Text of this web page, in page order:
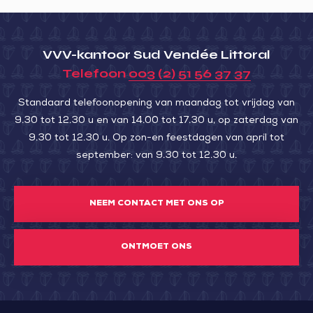
cité
VVV-kantoor Sud Vendée Littoral
Telefoon 003 (2) 51 56 37 37
Standaard telefoonopening van maandag tot vrijdag van
9.30 tot 12.30 u en van 14.00 tot 17.30 u, op zaterdag van
9.30 tot 12.30 u. Op zon-en feestdagen van april tot
september: van 9.30 tot 12.30 u.
NEEM CONTACT MET ONS OP
ONTMOET ONS